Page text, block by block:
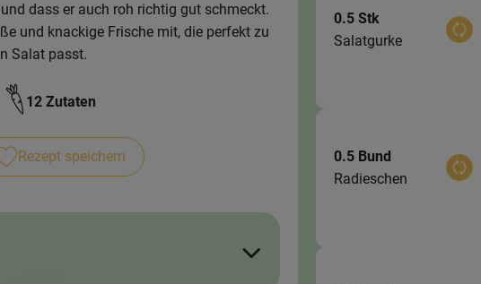
dass er auch roh richtig gut schmeckt.
und knackige Frische mit, die perfekt zu
Salat passt.
12 Zutaten
Rezept speichern
0.5 Stk
Salatgurke
0.5 Bund
Radieschen